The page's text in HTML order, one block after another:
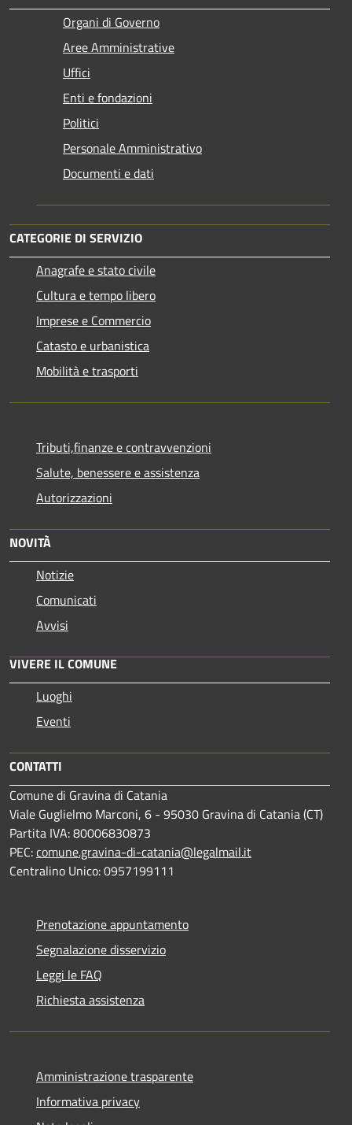
Organi di Governo
Aree Amministrative
Uffici
Enti e fondazioni
Politici
Personale Amministrativo
Documenti e dati
CATEGORIE DI SERVIZIO
Anagrafe e stato civile
Cultura e tempo libero
Imprese e Commercio
Catasto e urbanistica
Mobilità e trasporti
Tributi,finanze e contravvenzioni
Salute, benessere e assistenza
Autorizzazioni
NOVITÀ
Notizie
Comunicati
Avvisi
VIVERE IL COMUNE
Luoghi
Eventi
CONTATTI
Comune di Gravina di Catania
Viale Guglielmo Marconi, 6 - 95030 Gravina di Catania (CT)
Partita IVA: 80006830873
PEC:comune.gravina-di-catania@legalmail.it
Centralino Unico: 0957199111
Prenotazione appuntamento
Segnalazione disservizio
Leggi le FAQ
Richiesta assistenza
Amministrazione trasparente
Informativa privacy